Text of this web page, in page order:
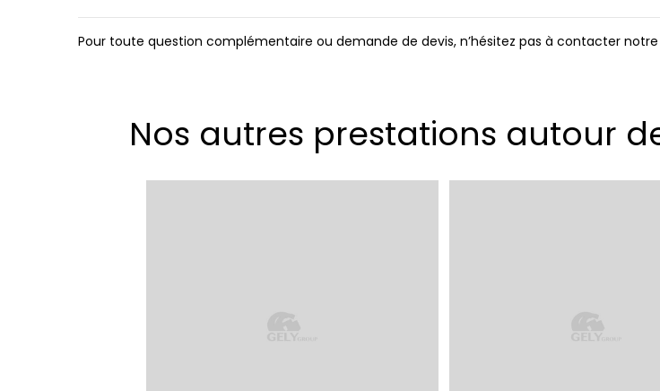
Pour toute question complémentaire ou demande de devis, n’hésitez pas à contacter
Nos autres prestations autour